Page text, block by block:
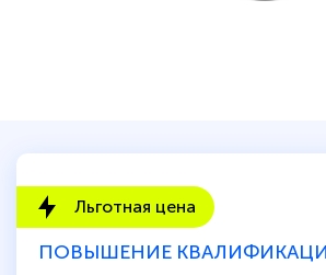
Льготная цена
ПОВЫШЕНИЕ